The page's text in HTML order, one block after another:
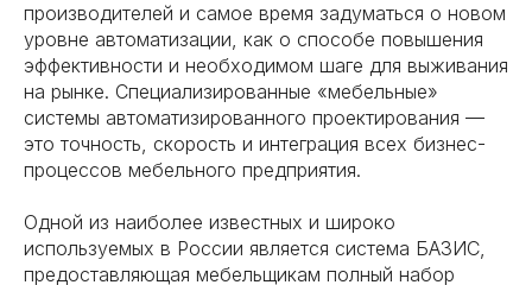
производителей и самое время задуматься о новом
уровне автоматизации, как о способе повышения
эффективности и необходимом шаге для выживания
на рынке. Специализированные «мебельные»
системы автоматизированного проектирования —
это точность, скорость и интеграция всех бизнес-
процессов мебельного предприятия.
Одной из наиболее известных и широко
используемых в России является система БАЗИС,
предоставляющая мебельщикам полный набор